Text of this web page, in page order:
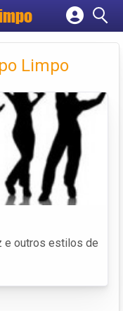
Limpo
e outros estilos de